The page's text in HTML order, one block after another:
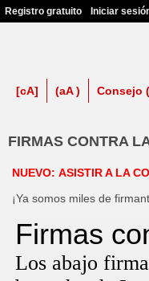
Registro gratuito Iniciar
[cA] (aA ) Consejo
FIRMAS CONTRA
NUEVO: ASISTIR A LA
¡Ya somos miles de